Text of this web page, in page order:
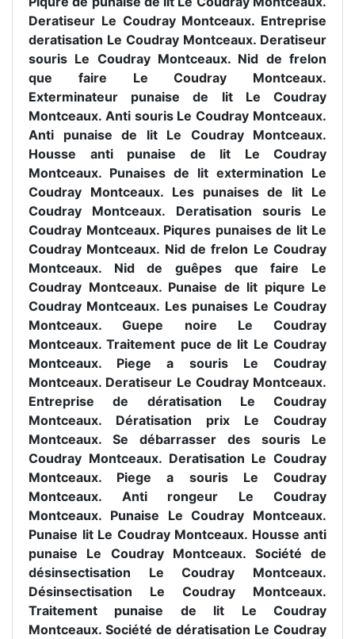
Deratiseur Le Coudray Montceaux. Entreprise
deratisation Le Coudray Montceaux. Deratiseur
souris Le Coudray Montceaux. Nid de frelon
que faire Le Coudray Montceaux.
Exterminateur punaise de lit Le Coudray
Montceaux. Anti souris Le Coudray Montceaux.
Anti punaise de lit Le Coudray Montceaux.
Housse anti punaise de lit Le Coudray
Montceaux. Punaises de lit extermination Le
Coudray Montceaux. Les punaises de lit Le
Coudray Montceaux. Deratisation souris Le
Coudray Montceaux. Piqures punaises de lit Le
Coudray Montceaux. Nid de frelon Le Coudray
Montceaux. Nid de guêpes que faire Le
Coudray Montceaux. Punaise de lit piqure Le
Coudray Montceaux. Les punaises Le Coudray
Montceaux. Guepe noire Le Coudray
Montceaux. Traitement puce de lit Le Coudray
Montceaux. Piege a souris Le Coudray
Montceaux. Deratiseur Le Coudray Montceaux.
Entreprise de dératisation Le Coudray
Montceaux. Dératisation prix Le Coudray
Montceaux. Se débarrasser des souris Le
Coudray Montceaux. Deratisation Le Coudray
Montceaux. Piege a souris Le Coudray
Montceaux. Anti rongeur Le Coudray
Montceaux. Punaise Le Coudray Montceaux.
Punaise lit Le Coudray Montceaux. Housse anti
punaise Le Coudray Montceaux. Société de
désinsectisation Le Coudray Montceaux.
Désinsectisation Le Coudray Montceaux.
Traitement punaise de lit Le Coudray
Montceaux. Société de dératisation Le Coudray